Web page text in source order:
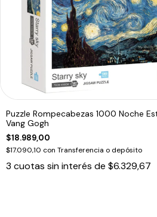
Puzzle Rompecabezas 1000 Noche
Vang Gogh
$18.989,00
$17.090,10 con Transferencia o depósito
3 cuotas sin interés de $6.329,67